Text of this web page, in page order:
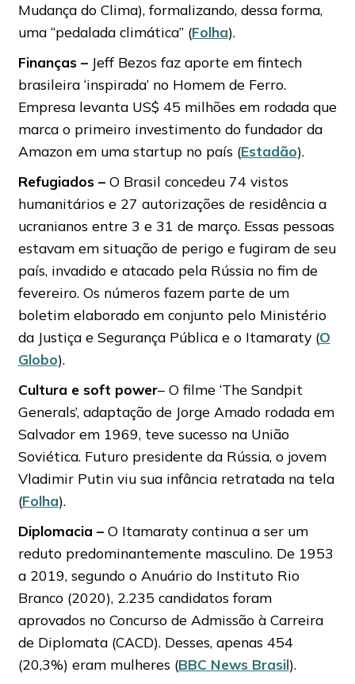
Mudança do Clima), formalizando, dessa forma,
uma “pedalada climática” (Folha).
Finanças –Jeff Bezos faz aporte em fintech
brasileira ‘inspirada’ no Homem de Ferro.
Empresa levanta US$ 45 milhões em rodada que
marca o primeiro investimento do fundador da
Amazon em uma startup no país (Estadão).
Refugiados –O Brasil concedeu 74 vistos
humanitários e 27 autorizações de residência a
ucranianos entre 3 e 31 de março. Essas pessoas
estavam em situação de perigo e fugiram de seu
país, invadido e atacado pela Rússia no fim de
fevereiro. Os números fazem parte de um
boletim elaborado em conjunto pelo Ministério
da Justiça e Segurança Pública e o Itamaraty (O
Globo).
Cultura e soft power– O filme ‘The Sandpit
Generals’, adaptação de Jorge Amado rodada em
Salvador em 1969, teve sucesso na União
Soviética. Futuro presidente da Rússia, o jovem
Vladimir Putin viu sua infância retratada na tela
(Folha).
Diplomacia – O Itamaraty continua a ser um
reduto predominantemente masculino. De 1953
a 2019, segundo o Anuário do Instituto Rio
Branco (2020), 2.235 candidatos foram
aprovados no Concurso de Admissão à Carreira
de Diplomata (CACD). Desses, apenas 454
(20,3%) eram mulheres (BBC News Brasil).